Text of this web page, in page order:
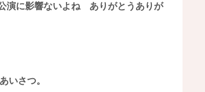
演に影響ないよね ありがとうありが
いさつ。